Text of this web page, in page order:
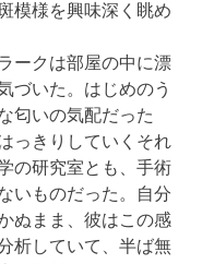
模様を興味深く眺め
ークは部屋の中に漂
づいた。はじめのう
匂いの気配だった
っきりしていくそれ
の研究室とも、手術
いものだった。自分
ぬまま、彼はこの感
析していて、半ば無